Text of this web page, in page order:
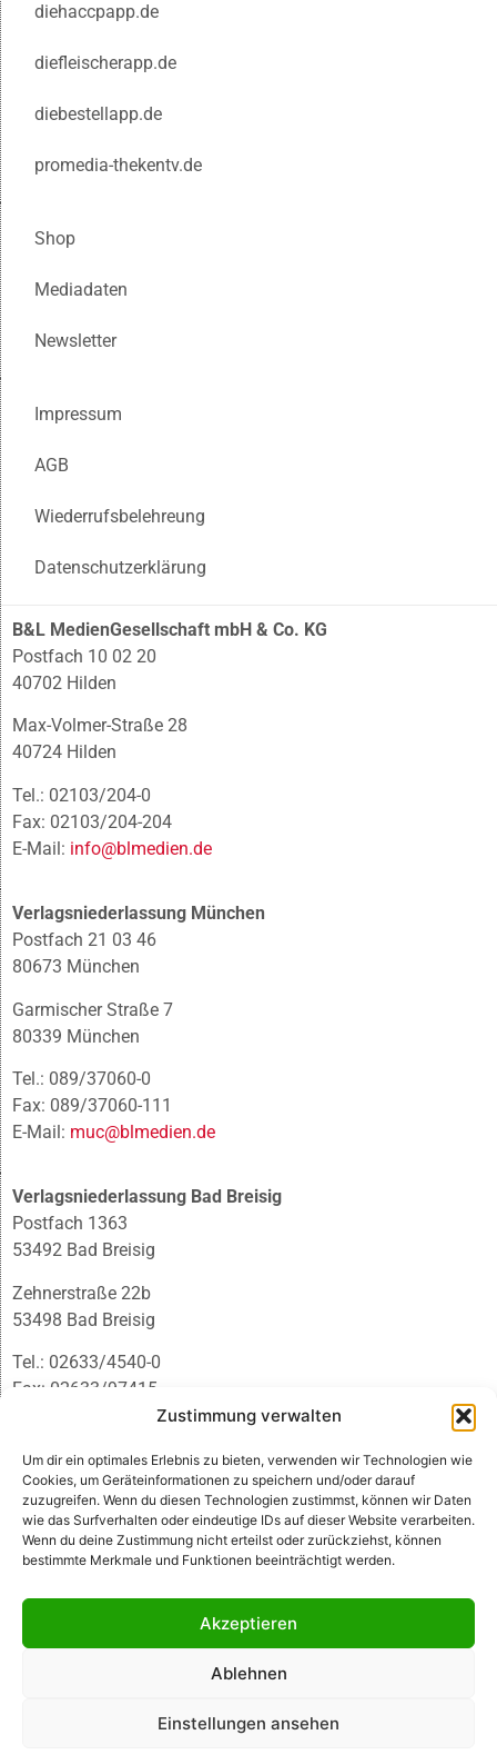
Zustimmung verwalten
Um dir ein optimales Erlebnis zu bieten, verwenden wir Technologien wie
Cookies, um Geräteinformationen zu speichern und/oder darauf
zuzugreifen. Wenn du diesen Technologien zustimmst, können wir Daten
wie das Surfverhalten oder eindeutige IDs auf dieser Website verarbeiten.
Wenn du deine Zustimmung nicht erteilst oder zurückziehst, können
bestimmte Merkmale und Funktionen beeinträchtigt werden.
Akzeptieren
Ablehnen
Einstellungen ansehen
diehaccpapp.de
diefleischerapp.de
diebestellapp.de
promedia-thekentv.de
Shop
Mediadaten
Newsletter
Impressum
AGB
Wiederrufsbelehreung
Datenschutzerklärung
B&L MedienGesellschaft mbH & Co. KG
Postfach 10 02 20
40702 Hilden
Max-Volmer-Straße 28
40724 Hilden
Tel.: 02103/204-0
Fax: 02103/204-204
E-Mail: info@blmedien.de
Verlagsniederlassung München
Postfach 21 03 46
80673 München
Garmischer Straße 7
80339 München
Tel.: 089/37060-0
Fax: 089/37060-111
E-Mail: muc@blmedien.de
Verlagsniederlassung Bad Breisig
Postfach 1363
53492 Bad Breisig
Zehnerstraße 22b
53498 Bad Breisig
Tel.: 02633/4540-0
Fax: 02633/97415
infobb@blmedien.de